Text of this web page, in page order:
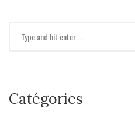
Catégories